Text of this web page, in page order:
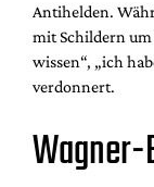
Antihelden.
mit Schildern um
wissen“, „ich
verdonnert.